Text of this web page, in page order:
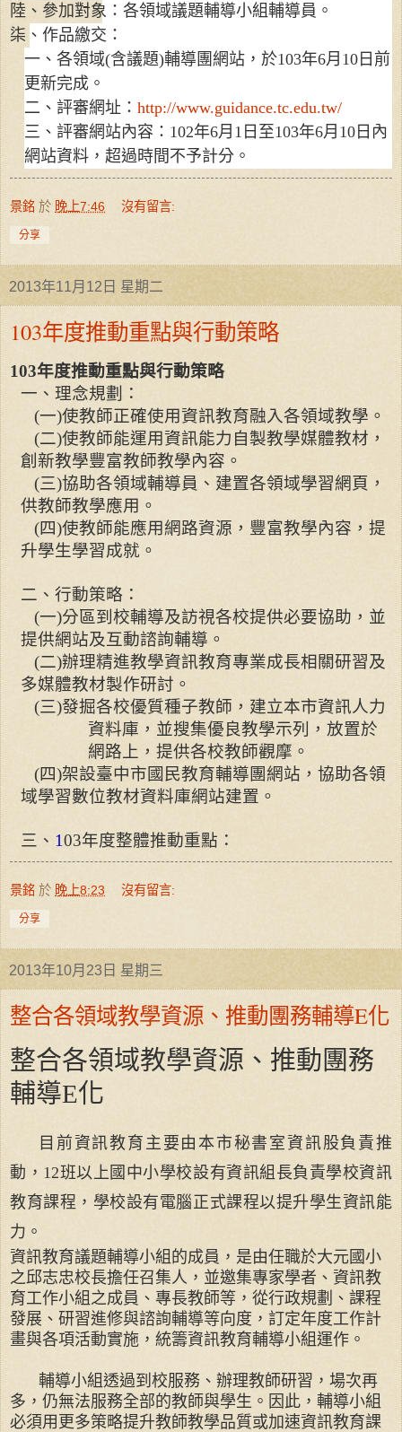
陸、參加對象：各領域議題輔導小組輔導員。
柒、作品繳交：
一、各領域(含議題)輔導團 網站，於103年6月 10 日前
更新完成。
二、評審網址： http://www.guidance.tc.edu.tw/
三、評審網站內容： 102年6月 1 日至103年6月 10 日內
網站資料，超過時間不予計分。
景銘 於 晚上7:46 沒有留言:
分享
2013年11月12日 星期二
103年度推動重點與行動策略
103年度推動重點與行動策略
一、理念規劃：
(一)使教師正確使用資訊教育融入各領域教學。
(二)使教師能運用資訊能力自製教學媒體教材，
創新教學豐富教師教學內容。
(三)協助各領域輔導員、建置各領域學習網頁，
供教師教學應用。
(四)使教師能應用網路資源，豐富教學內容，提
升學生學習成就。
二、行動策略：
(一)分區到校輔導及訪視各校提供必要協助，並
提供網站及互動諮詢輔導。
(二)辦理精進教學資訊教育專業成長相關研習及
多媒體教材製作研討。
(三)發掘各校優質種子教師，建立本市資訊人力
資料庫，並搜集優良教學示列，放置於
網路上，提供各校教師觀摩。
(四)架設臺中市國民教育輔導團網站，協助各領
域學習數位教材資料庫網站建置。
三、 103年度整體推動重點：
景銘 於 晚上8:23 沒有留言:
分享
2013年10月23日 星期三
整合各領域教學資源、推動團務輔導E化
整合各領域教學資源、推動團務
輔導E化
目前資訊教育主要由本市秘書室資訊股負責推
動， 12班以上國中小學校設有資訊組長負責學校資訊
教育課程，學校設有電腦正式課程以提升學生資訊能
力。
資訊教育議題輔導小組的成員，是由任職於大元國小
之邱志忠校長擔任召集人，並邀集專家學者、資訊教
育工作小組之成員、專長教師等，從行政規劃、課程
發展、研習進修與諮詢輔導等向度，訂定年度工作計
畫與各項活動實施，統籌資訊教育輔導小組運作。
輔導小組透過到校服務、辦理教師研習，場次再
多，仍無法服務全部的教師與學生。因此，輔導小組
必須用更多策略提升教師教學品質或加速資訊教育課